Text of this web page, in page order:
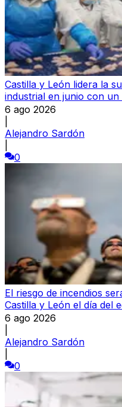
Castilla y León lidera la
industrial en junio con un
6 ago 2026
Alejandro Sardón
0
El riesgo de incendios
Castilla y León el día del
6 ago 2026
Alejandro Sardón
0